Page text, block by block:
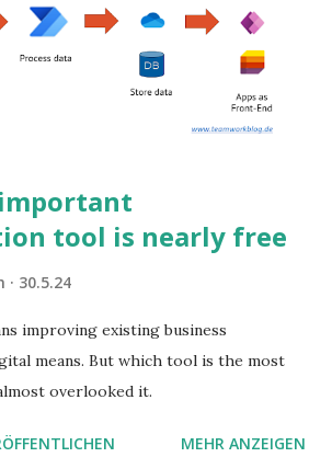
tool is nearly free
30.5.24
improving existing business
means. But which tool is the most
overlooked it.
MEHR ANZEIGEN